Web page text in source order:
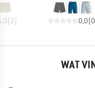
(2) 0,0(0
WAT